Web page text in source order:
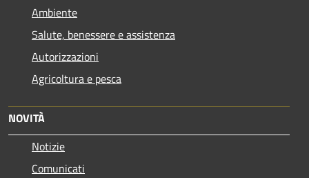
Ambiente
Salute, benessere e assistenza
Autorizzazioni
Agricoltura e pesca
NOVITÀ
Notizie
Comunicati